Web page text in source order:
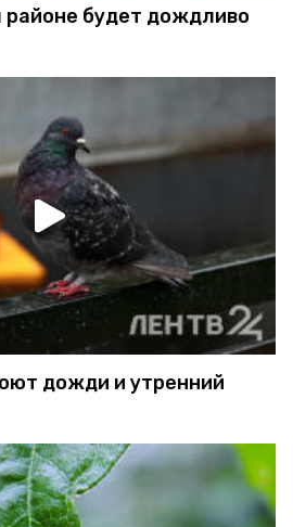
будет дождливо
дожди и утренний